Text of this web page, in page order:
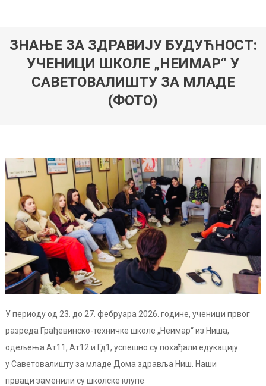
ЗНАЊЕ ЗА ЗДРАВИЈУ БУДУЋНОСТ:
УЧЕНИЦИ ШКОЛЕ „НЕИМАР“ У
САВЕТОВАЛИШТУ ЗА МЛАДЕ
(ФОТО)
У периоду од 23. до 27. фебруара 2026. године, ученици првог
разреда Грађевинско-техничке школе „Неимар“ из Ниша,
одељења Ат11, Ат12 и Гд1 , успешно су похађали едукацију
уСаветовалишту за младе Дома здравља Ниш. Наши
прваци заменили су школске клупе